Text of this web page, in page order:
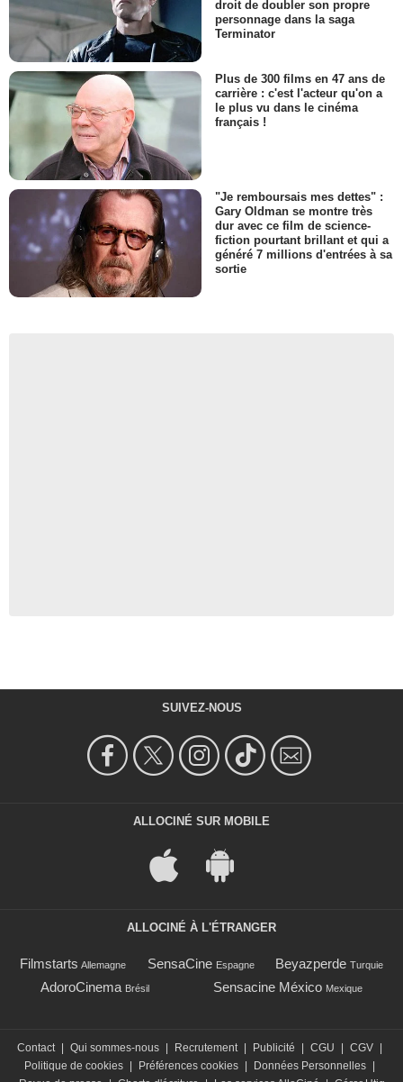
droit de doubler son propre
personnage dans la saga
Terminator
Plus de 300 films en 47 ans de
carrière : c'est l'acteur qu'on a
le plus vu dans le cinéma
français !
"Je remboursais mes dettes" :
Gary Oldman se montre très
dur avec ce film de science-
fiction pourtant brillant et qui a
généré 7 millions d'entrées à sa
sortie
SUIVEZ-NOUS
ALLOCINÉ SUR MOBILE
ALLOCINÉ À L'ÉTRANGER
Filmstarts Allemagne SensaCine Espagne Beyazperde Turquie
AdoroCinema Brésil Sensacine México Mexique
Contact Qui sommes-nous Recrutement Publicité CGU CGV
Politique de cookies
Préférences cookies Données Personnelles